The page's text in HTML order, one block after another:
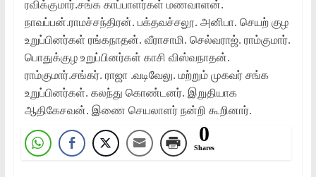
ரவிக்குமார்.சங்க காப்பாளர்கள் மணவாளன்.
நாவப்பன்.ராமச்சந்திரன். பக்தவச்சலூ. அனிபா. செயற் குழ
உறுப்பினர்கள் ரங்கநாதன். வீராசாமி. செல்வராஜ். ராம்குமார்.
பொதுக்குழ உறுப்பினர்கள் காசி விஸ்வநாதன்.
ராம்குமார்.சங்கர். ராஜா .வடிவேலு. மற்றும் முகவர் சங்க
உறுப்பினர்கள். கலந்து கொண்டனர். இறுதியாக
ஆதிகேசவன். இணை செயலாளர் நன்றி கூறினார்.
0
Shares